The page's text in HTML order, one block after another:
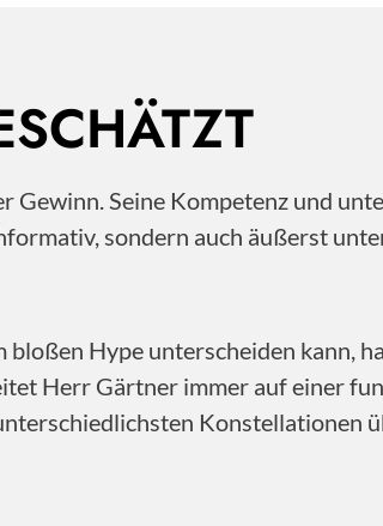
Seine Kompetenz und
sondern auch äußerst
Hype unterscheiden kann,
Herr Gärtner immer auf einer
Konstellationen